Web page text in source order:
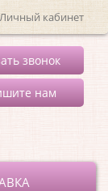
Личный кабинет
звонок
нам